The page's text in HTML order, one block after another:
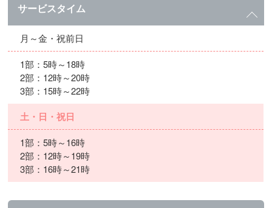
サービスタイム
月～金・祝前日
1部：5時～18時
2部：12時～20時
3部：15時～22時
土・日・祝日
1部：5時～16時
2部：12時～19時
3部：16時～21時